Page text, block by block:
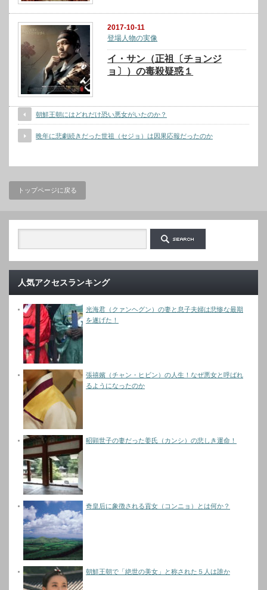
2017-10-11
登場人物の実像
イ・サン（正祖〔チョンジ
ョ〕）の毒殺疑惑１
朝鮮王朝にはどれだけ恐い悪女がいたのか？
晩年に悲劇続きだった世祖（セジョ）は因果応報だったのか
トップページに戻る
人気アクセスランキング
光海君（クァンヘグン）の妻と息子夫婦は悲惨な最期
を遂げた！
張禧嬪（チャン・ヒビン）の人生！なぜ悪女と呼ばれ
るようになったのか
昭顕世子の妻だった姜氏（カンシ）の悲しき運命！
奇皇后に象徴される貢女（コンニョ）とは何か？
朝鮮王朝で「絶世の美女」と称された５人は誰か